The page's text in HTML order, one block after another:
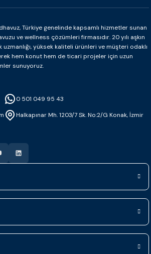
Türkiye genelinde kapsamlı hizmetler sunan
ve wellness çözümleri firmasıdır. 20 yılı aşkın
yüksek kaliteli ürünleri ve müşteri odaklı
hem konut hem de ticari projeler için uzun
sunuyoruz.
0 501 049 95 43
Halkapınar Mh. 1203/7 Sk. No:2/G Konak, İzmir